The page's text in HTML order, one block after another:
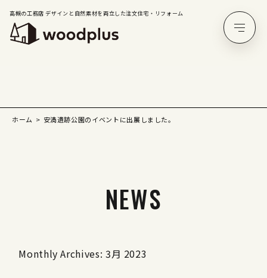
高槻の工務店 デザインと自然素材を両立した注文住宅・リフォーム
ホーム 安満遺跡公園のイベントに出展しました。
NEWS
Monthly Archives: 3月 2023